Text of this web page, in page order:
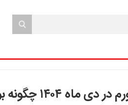
در دی ماه ۱۴۰۴ چگونه بوده؟